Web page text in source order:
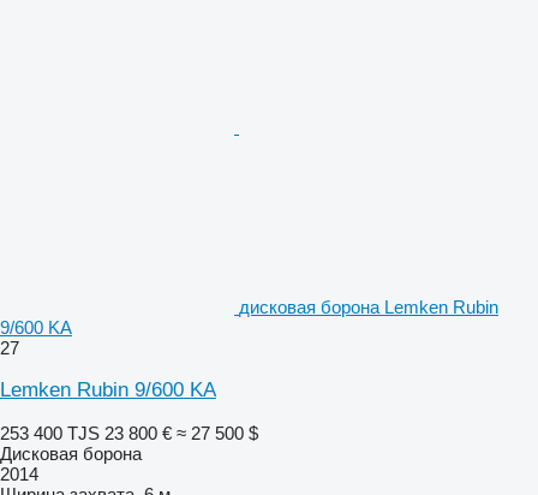
дисковая борона Lemken Rubin
9/600 KA
27
Lemken Rubin 9/600 KA
253 400 TJS 23 800 € ≈ 27 500 $
Дисковая борона
2014